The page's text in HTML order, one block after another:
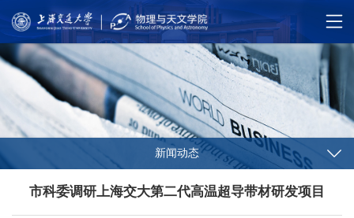
新闻动态
市科委调研上海交大第二代高温超导带材研发项目